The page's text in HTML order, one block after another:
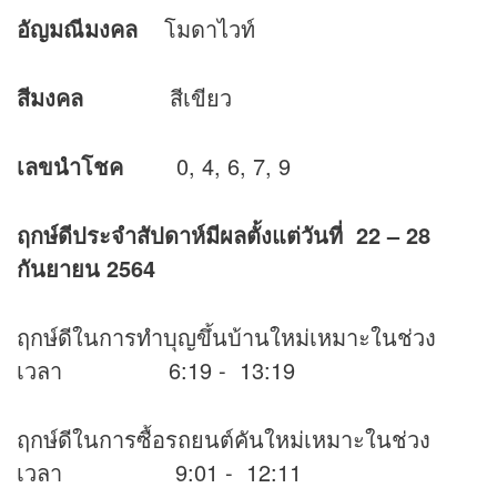
อัญมณีมงคล โมดาไวท์
สีมงคล สีเขียว
เลขนำโชค 0, 4, 6, 7, 9
ฤกษ์ดีประจำสัปดาห์มีผลตั้งแต่วันที่ 22 – 28
กันยายน 2564
ฤกษ์ดีในการทำบุญขึ้นบ้านใหม่เหมาะในช่วง
เวลา 6:19 - 13:19
ฤกษ์ดีในการซื้อรถยนต์คันใหม่เหมาะในช่วง
เวลา 9:01 - 12:11